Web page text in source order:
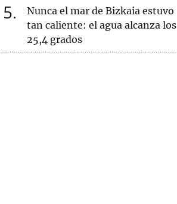
5
Nunca el mar de Bizkaia estuvo
tan caliente: el agua alcanza los
25,4 grados